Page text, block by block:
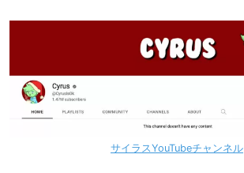
サイラスYouTubeチャンネル